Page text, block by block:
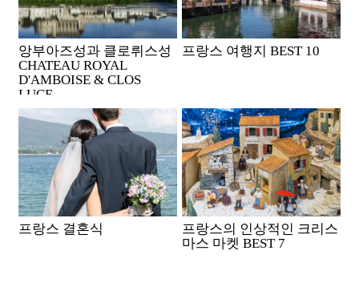
앙부아즈성과 클로뤼스성
CHATEAU ROYAL
D'AMBOISE & CLOS
LUCE
프랑스 여행지 BEST 10
프랑스 결혼식
프랑스의 인상적인 크리스
마스 마켓 BEST 7